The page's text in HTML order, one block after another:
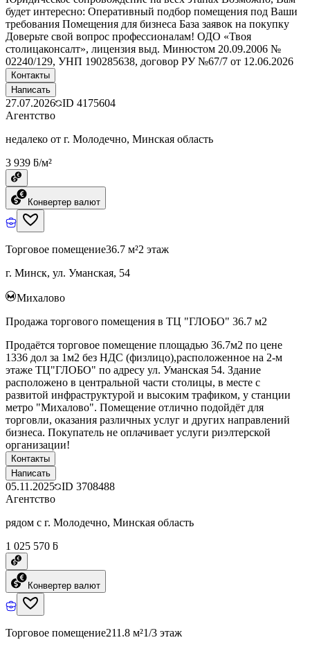
будет интересно: Оперативный подбор помещения под Ваши
требования Помещения для бизнеса База заявок на покупку
Доверьте свой вопрос профессионалам! ОДО «Твоя
столицаконсалт», лицензия выд. Минюстом 20.09.2006 №
02240/129, УНП 190285638, договор РУ №67/7 от 12.06.2026
Контакты
Написать
27.07.2026 ID 4175604
Агентство
недалеко от г. Молодечно, Минская область
3 939 ƃ/м²
Конвертер валют
Торговое помещение36.7 м²2 этаж
г. Минск, ул. Уманская, 54
Михалово
Продажа торгового помещения в ТЦ "ГЛОБО" 36.7 м2
Продаётся торговое помещение площадью 36.7м2 по цене
1336 дол за 1м2 без НДС (физлицо),расположенное на 2-м
этаже ТЦ"ГЛОБО" по адресу ул. Уманская 54. Здание
расположено в центральной части столицы, в месте с
развитой инфраструктурой и высоким трафиком, у станции
метро "Михалово". Помещение отлично подойдёт для
торговли, оказания различных услуг и других направлений
бизнеса. Покупатель не оплачивает услуги риэлтерской
организации!
Контакты
Написать
05.11.2025 ID 3708488
Агентство
рядом с г. Молодечно, Минская область
1 025 570 ƃ
Конвертер валют
Торговое помещение211.8 м²1/3 этаж